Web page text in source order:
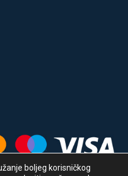
boljeg korisničkog